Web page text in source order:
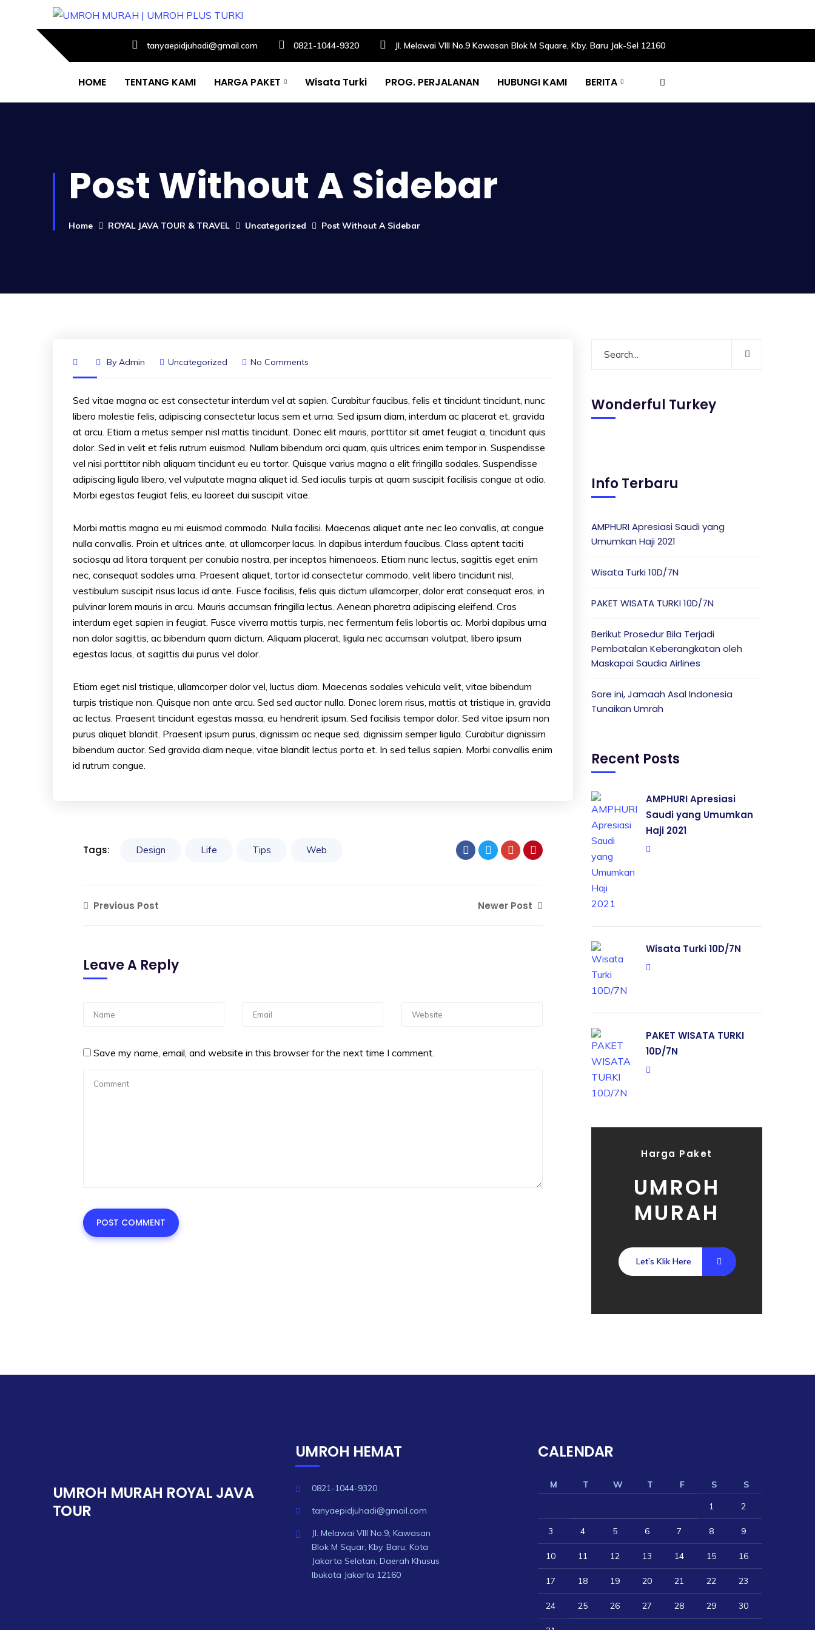
tanyaepidjuhadi@gmail.com 0821-1044-9320 Jl. Melawai VIII No.9 Kawasan Blok M Square, Kby. Baru Jak-Sel 12160
HOME TENTANG KAMI HARGA PAKET Wisata Turki PROG. PERJALANAN HUBUNGI KAMI BERITA
Post Without A Sidebar
Home ROYAL JAVA TOUR & TRAVEL Uncategorized Post Without A Sidebar
By Admin Uncategorized No Comments
Sed vitae magna ac est consectetur interdum vel at sapien. Curabitur faucibus, felis et tincidunt tincidunt, nunc
libero molestie felis, adipiscing consectetur lacus sem et urna. Sed ipsum diam, interdum ac placerat et, gravida
at arcu. Etiam a metus semper nisl mattis tincidunt. Donec elit mauris, porttitor sit amet feugiat a, tincidunt quis
dolor. Sed in velit et felis rutrum euismod. Nullam bibendum orci quam, quis ultrices enim tempor in. Suspendisse
vel nisi porttitor nibh aliquam tincidunt eu eu tortor. Quisque varius magna a elit fringilla sodales. Suspendisse
adipiscing ligula libero, vel vulputate magna aliquet id. Sed iaculis turpis at quam suscipit facilisis congue at odio.
Morbi egestas feugiat felis, eu laoreet dui suscipit vitae.
Morbi mattis magna eu mi euismod commodo. Nulla facilisi. Maecenas aliquet ante nec leo convallis, at congue
nulla convallis. Proin et ultrices ante, at ullamcorper lacus. In dapibus interdum faucibus. Class aptent taciti
sociosqu ad litora torquent per conubia nostra, per inceptos himenaeos. Etiam nunc lectus, sagittis eget enim
nec, consequat sodales urna. Praesent aliquet, tortor id consectetur commodo, velit libero tincidunt nisl,
vestibulum suscipit risus lacus id ante. Fusce facilisis, felis quis dictum ullamcorper, dolor erat consequat eros, in
pulvinar lorem mauris in arcu. Mauris accumsan fringilla lectus. Aenean pharetra adipiscing eleifend. Cras
interdum eget sapien in feugiat. Fusce viverra mattis turpis, nec fermentum felis lobortis ac. Morbi dapibus urna
non dolor sagittis, ac bibendum quam dictum. Aliquam placerat, ligula nec accumsan volutpat, libero ipsum
egestas lacus, at sagittis dui purus vel dolor.
Etiam eget nisl tristique, ullamcorper dolor vel, luctus diam. Maecenas sodales vehicula velit, vitae bibendum
turpis tristique non. Quisque non ante arcu. Sed sed auctor nulla. Donec lorem risus, mattis at tristique in, gravida
ac lectus. Praesent tincidunt egestas massa, eu hendrerit ipsum. Sed facilisis tempor dolor. Sed vitae ipsum non
purus aliquet blandit. Praesent ipsum purus, dignissim ac neque sed, dignissim semper ligula. Curabitur dignissim
bibendum auctor. Sed gravida diam neque, vitae blandit lectus porta et. In sed tellus sapien. Morbi convallis enim
id rutrum congue.
Tags: Design Life Tips Web
Previous Post Newer Post
Leave A Reply
Save my name, email, and website in this browser for the next time I comment.
Wonderful Turkey
Info Terbaru
AMPHURI Apresiasi Saudi yang
Umumkan Haji 2021
Wisata Turki 10D/7N
PAKET WISATA TURKI 10D/7N
Berikut Prosedur Bila Terjadi
Pembatalan Keberangkatan oleh
Maskapai Saudia Airlines
Sore ini, Jamaah Asal Indonesia
Tunaikan Umrah
Recent Posts
AMPHURI Apresiasi
Saudi yang Umumkan
Haji 2021
Wisata Turki 10D/7N
PAKET WISATA TURKI
10D/7N
Harga Paket
UMROH
MURAH
Let’s Klik Here
UMROH MURAH ROYAL JAVA
TOUR
UMROH HEMAT
0821-1044-9320
tanyaepidjuhadi@gmail.com
Jl. Melawai VIII No.9, Kawasan
Blok M Squar, Kby. Baru, Kota
Jakarta Selatan, Daerah Khusus
Ibukota Jakarta 12160
CALENDAR
M T W T F S
S
1
2
3 4 5 6 7 8 9
10 11 12 13 14 15 16
17 18 19 20 21 22 23
24 25 26 27 28 29 30